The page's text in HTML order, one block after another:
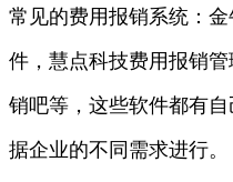
常见的费用报销系统：
件，慧点科技费用报销
销吧等，这些软件都有
据企业的不同需求进行。